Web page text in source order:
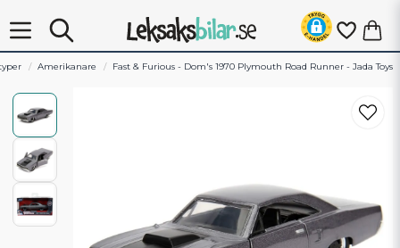
Amerikanare Fast & Furious - Dom's 1970 Plymouth Road Runner - Jada Toys